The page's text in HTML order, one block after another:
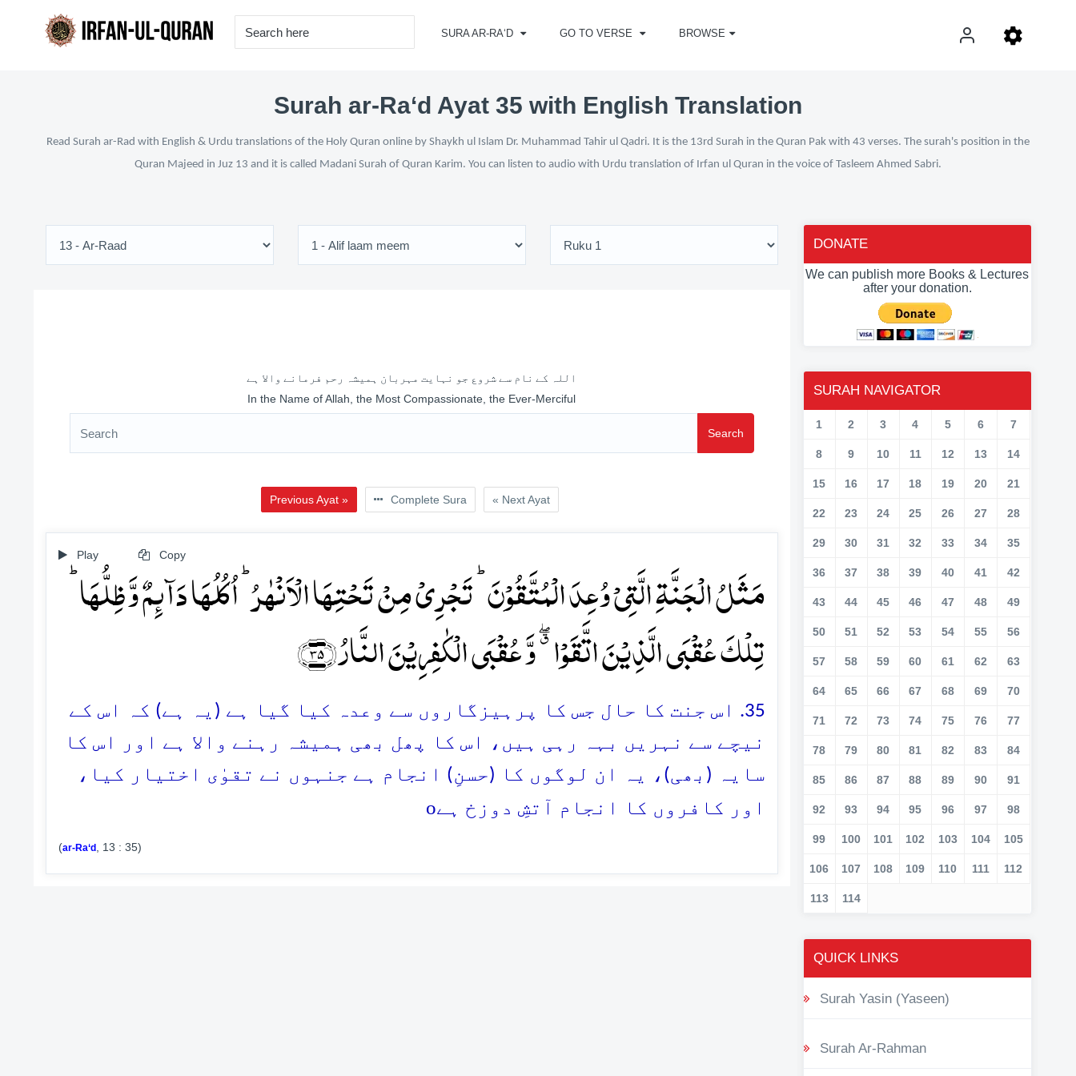
SURA AR-RA‘D GO TO VERSE BROWSE
Surah ar-Ra‘d Ayat 35 with English Translation
Read Surah ar-Rad with English & Urdu translations of the Holy Quran online by Shaykh ul Islam Dr. Muhammad Tahir ul Qadri. It is the 13rd Surah in the Quran Pak with 43 verses. The surah's position in the
Quran Majeed in Juz 13 and it is called Madani Surah of Quran Karim. You can listen to audio with Urdu translation of Irfan ul Quran in the voice of Tasleem Ahmed Sabri.
اللہ کے نام سے شروع جو نہایت مہربان ہمیشہ رحم فرمانے والا ہے
In the Name of Allah, the Most Compassionate, the Ever-Merciful
Search
Previous Ayat » Complete Sura « Next Ayat
Play Copy
مَثَلُ الۡجَنَّۃِ الَّتِیۡ وُعِدَ الۡمُتَّقُوۡنَ ؕ تَجۡرِیۡ مِنۡ تَحۡتِہَا الۡاَنۡہٰرُ ؕ اُکُلُہَا دَآئِمٌ وَّ ظِلُّہَا ؕ
تِلۡکَ عُقۡبَی الَّذِیۡنَ اتَّقَوۡا ٭ۖ وَّ عُقۡبَی الۡکٰفِرِیۡنَ النَّارُ ﴿۳۵﴾
35. اس جنت کا حال جس کا پرہیزگاروں سے وعدہ کیا گیا ہے (یہ ہے) کہ اس کے
نیچے سے نہریں بہہ رہی ہیں، اس کا پھل بھی ہمیشہ رہنے والا ہے اور اس کا
سایہ (بھی)، یہ ان لوگوں کا (حسنِ) انجام ہے جنہوں نے تقوٰی اختیار کیا،
اور کافروں کا انجام آتشِ دوزخ ہےo
(ar-Ra‘d, 13 : 35)
DONATE
We can publish more Books & Lectures
after your donation.
SURAH NAVIGATOR
1 2 3 4 5 6 7
8 9 10 11 12 13 14
15 16 17 18 19 20 21
22 23 24 25 26 27 28
29 30 31 32 33 34 35
36 37 38 39 40 41 42
43 44 45 46 47 48 49
50 51 52 53 54 55 56
57 58 59 60 61 62 63
64 65 66 67 68 69 70
71 72 73 74 75 76 77
78 79 80 81 82 83 84
85 86 87 88 89 90 91
92 93 94 95 96 97 98
99 100 101 102 103 104 105
106 107 108 109 110 111 112
113 114
QUICK LINKS
Surah Yasin (Yaseen)
Surah Ar-Rahman